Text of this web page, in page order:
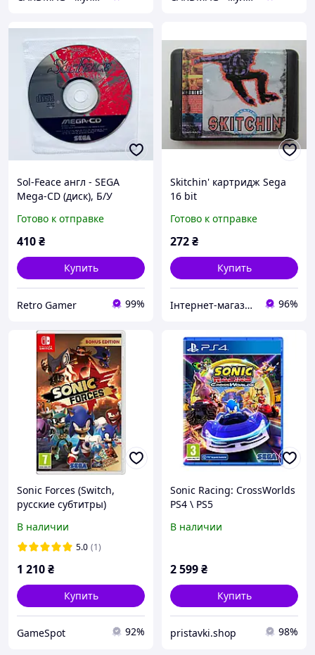
Sol-Feace англ - SEGA
Mega-CD (диск), Б/У
Готово к отправке
410₴
Купить
Retro Gamer 99%
Skitchin' картридж Sega
16 bit
Готово к отправке
272₴
Купить
Інтернет-магазин "Відео-гра" 96%
Sonic Forces (Switch,
русские субтитры)
В наличии
5.0 (1)
1 210₴
Купить
GameSpot 92%
Sonic Racing: CrossWorlds
PS4 \ PS5
В наличии
2 599₴
Купить
pristavki.shop 98%